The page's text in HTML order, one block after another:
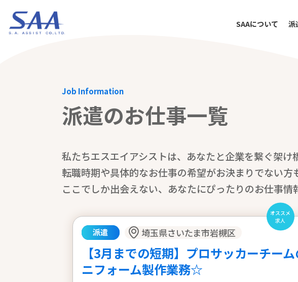
SAAについて 派
Job Information
派遣のお仕事一覧
私たちエスエイアシストは、あなたと企業を繋ぐ架け
転職時期や具体的なお仕事の希望がお決まりでない方
ここでしか出会えない、あなたにぴったりのお仕事情
派遣
オススメ
求人
埼玉県さいたま市岩槻区
【3月までの短期】プロサッカーチー
ニフォーム製作業務☆